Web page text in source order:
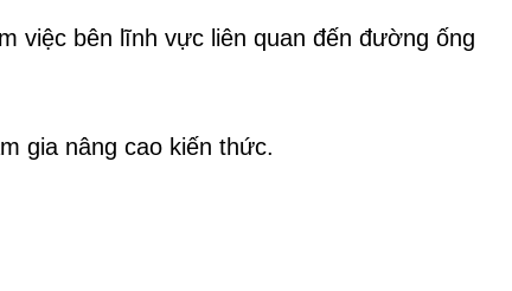
việc bên lĩnh vực liên quan đến đường ống
gia nâng cao kiến thức.